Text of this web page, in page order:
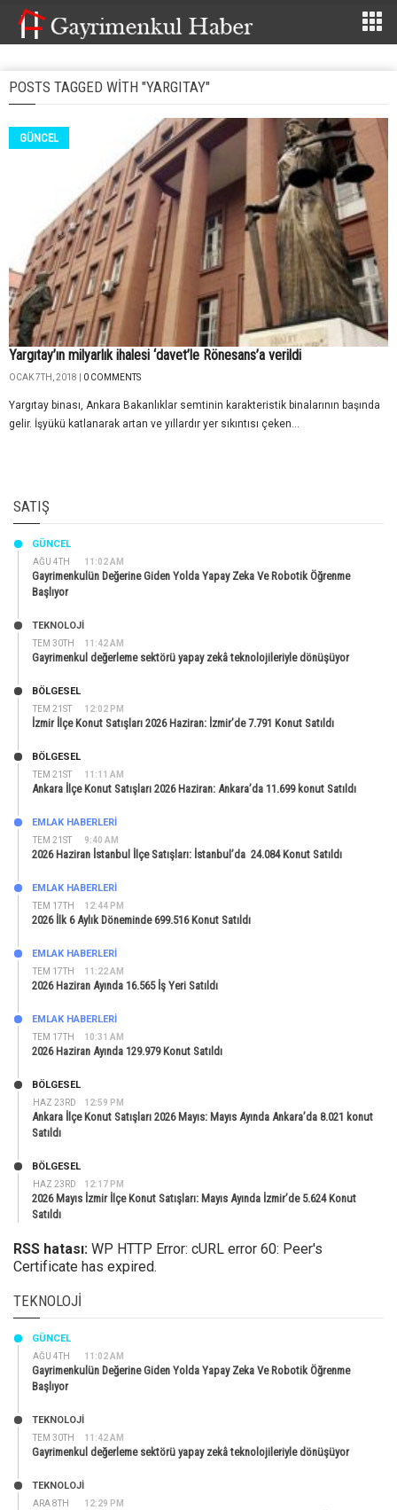
POSTS TAGGED WITH "YARGITAY"
GÜNCEL
Yargıtay’ın milyarlık ihalesi ‘davet’le Rönesans’a verildi
OCAK 7TH, 2018 | 0 COMMENTS
Yargıtay binası, Ankara Bakanlıklar semtinin karakteristik binalarının başında
gelir. İşyükü katlanarak artan ve yıllardır yer sıkıntısı çeken...
SATIŞ
AĞU 4TH 11:02 AM
GÜNCEL
Gayrimenkulün Değerine Giden Yolda Yapay Zeka Ve Robotik Öğrenme
Başlıyor
TEM 30TH 11:42 AM
TEKNOLOJİ
Gayrimenkul değerleme sektörü yapay zekâ teknolojileriyle dönüşüyor
TEM 21ST 12:02 PM
BÖLGESEL
İzmir İlçe Konut Satışları 2026 Haziran: İzmir’de 7.791 Konut Satıldı
TEM 21ST 11:11 AM
BÖLGESEL
Ankara İlçe Konut Satışları 2026 Haziran: Ankara’da 11.699 konut Satıldı
TEM 21ST 9:40 AM
EMLAK HABERLERI
2026 Haziran İstanbul İlçe Satışları: İstanbul’da 24.084 Konut Satıldı
TEM 17TH 12:44 PM
EMLAK HABERLERI
2026 İlk 6 Aylık Döneminde 699.516 Konut Satıldı
TEM 17TH 11:22 AM
EMLAK HABERLERI
2026 Haziran Ayında 16.565 İş Yeri Satıldı
TEM 17TH 10:31 AM
EMLAK HABERLERI
2026 Haziran Ayında 129.979 Konut Satıldı
HAZ 23RD 12:59 PM
BÖLGESEL
Ankara İlçe Konut Satışları 2026 Mayıs: Mayıs Ayında Ankara’da 8.021 konut
Satıldı
HAZ 23RD 12:17 PM
BÖLGESEL
2026 Mayıs İzmir İlçe Konut Satışları: Mayıs Ayında İzmir’de 5.624 Konut
Satıldı
RSS hatası: WP HTTP Error: cURL error 60: Peer's
Certificate has expired.
TEKNOLOJI
AĞU 4TH 11:02 AM
GÜNCEL
Gayrimenkulün Değerine Giden Yolda Yapay Zeka Ve Robotik Öğrenme
Başlıyor
TEM 30TH 11:42 AM
TEKNOLOJİ
Gayrimenkul değerleme sektörü yapay zekâ teknolojileriyle dönüşüyor
ARA 8TH 12:29 PM
TEKNOLOJİ